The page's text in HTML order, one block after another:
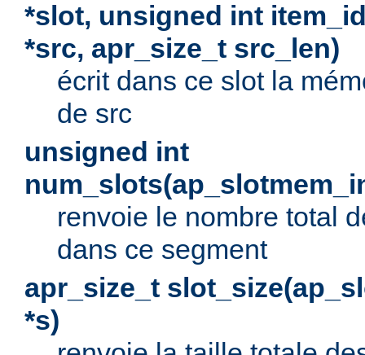
*slot, unsigned int
*src, apr_size_t src_len)
écrit dans ce slot la
de src
unsigned int
renvoie le nombre total
dans ce segment
apr_size_t
*s)